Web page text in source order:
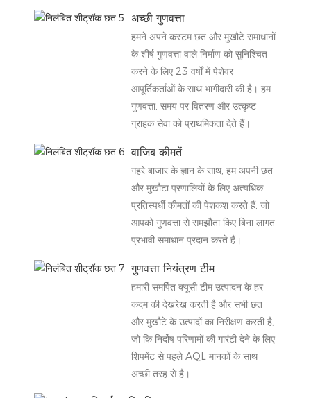
अच्छी गुणवत्ता
हमने अपने कस्टम छत और मुखौटे समाधानों
के शीर्ष गुणवत्ता वाले निर्माण को सुनिश्चित
करने के लिए 23 वर्षों में पेशेवर
आपूर्तिकर्ताओं के साथ भागीदारी की है। हम
गुणवत्ता, समय पर वितरण और उत्कृष्ट
ग्राहक सेवा को प्राथमिकता देते हैं।
वाजिब कीमतें
गहरे बाजार के ज्ञान के साथ, हम अपनी छत
और मुखौटा प्रणालियों के लिए अत्यधिक
प्रतिस्पर्धी कीमतों की पेशकश करते हैं, जो
आपको गुणवत्ता से समझौता किए बिना लागत
प्रभावी समाधान प्रदान करते हैं।
गुणवत्ता नियंत्रण टीम
हमारी समर्पित क्यूसी टीम उत्पादन के हर
कदम की देखरेख करती है और सभी छत
और मुखौटे के उत्पादों का निरीक्षण करती है,
जो कि निर्दोष परिणामों की गारंटी देने के लिए
शिपमेंट से पहले AQL मानकों के साथ
अच्छी तरह से है।